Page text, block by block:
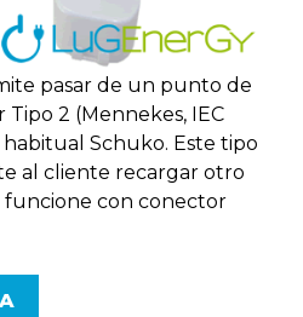
pasar de un punto de
2 (Mennekes, IEC
Schuko. Este tipo
al cliente recargar otro
con conector